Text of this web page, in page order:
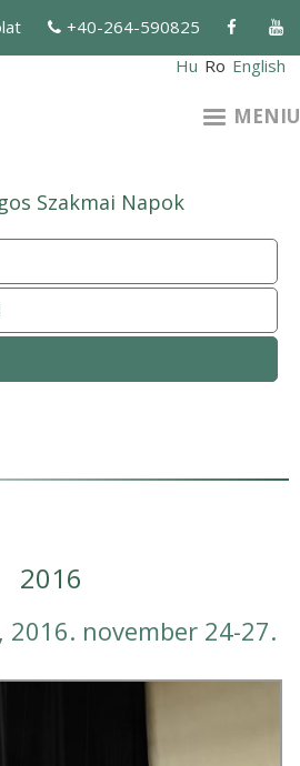
+40-264-590825
Hu Ro English
MENIU
Szakmai Napok
2016
2016. november 24-27.